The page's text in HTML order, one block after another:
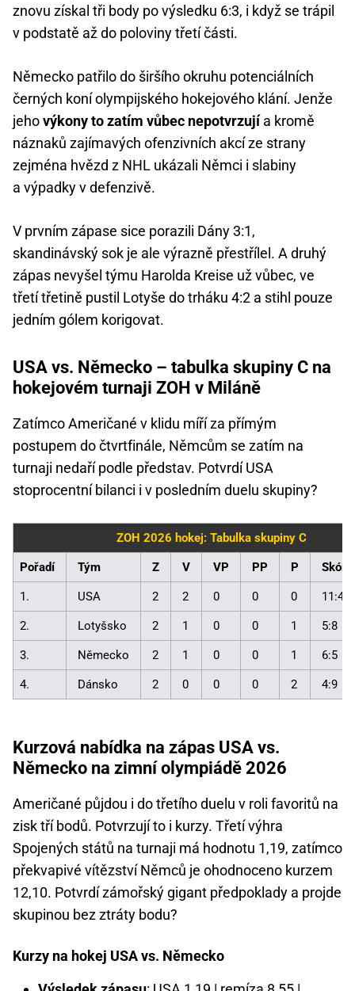
znovu získal tři body po výsledku 6:3, i když se trápil
v podstatě až do poloviny třetí části.
Německo patřilo do širšího okruhu potenciálních
černých koní olympijského hokejového klání. Jenže
jehovýkony to zatím vůbec nepotvrzují a kromě
náznaků zajímavých ofenzivních akcí ze strany
zejména hvězd z NHL ukázali Němci i slabiny
a výpadky v defenzivě.
V prvním zápase sice porazili Dány 3:1,
skandinávský sok je ale výrazně přestřílel. A druhý
zápas nevyšel týmu Harolda Kreise už vůbec, ve
třetí třetině pustil Lotyše do trháku 4:2 a stihl pouze
jedním gólem korigovat.
USA vs. Německo – tabulka skupiny C na
hokejovém turnaji ZOH v Miláně
Zatímco Američané v klidu míří za přímým
postupem do čtvrtfinále, Němcům se zatím na
turnaji nedaří podle představ. Potvrdí USA
stoprocentní bilanci i v posledním duelu skupiny?
ZOH 2026 hokej: Tabulka skupiny C
Pořadí Tým Z V VP PP P Skóre
1. USA 2 2 0 0 0 11:4
2. Lotyšsko 2 1 0 0 1 5:8
3. Německo 2 1 0 0 1 6:5
4. Dánsko 2 0 0 0 2 4:9
Kurzová nabídka na zápas USA vs.
Německo na zimní olympiádě 2026
Američané půjdou i do třetího duelu v roli favoritů na
zisk tří bodů. Potvrzují to i kurzy. Třetí výhra
Spojených států na turnaji má hodnotu 1,19, zatímco
překvapivé vítězství Němců je ohodnoceno kurzem
12,10. Potvrdí zámořský gigant předpoklady a projde
skupinou bez ztráty bodu?
Kurzy na hokej USA vs. Německo